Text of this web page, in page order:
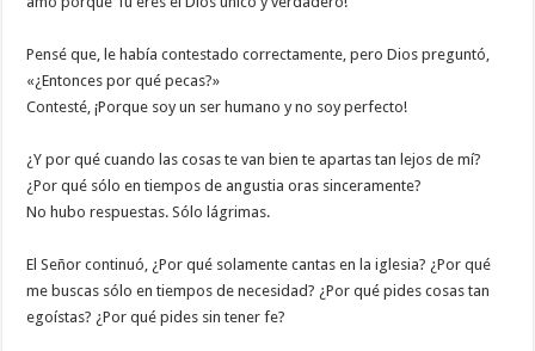
Pensé que, le había contestado correctamente, pero Dios preguntó,
«¿Entonces por qué pecas?»
Contesté, ¡Porque soy un ser humano y no soy perfecto!
¿Y por qué cuando las cosas te van bien te apartas tan lejos de mí?
¿Por qué sólo en tiempos de angustia oras sinceramente?
No hubo respuestas. Sólo lágrimas.
El Señor continuó, ¿Por qué solamente cantas en la iglesia? ¿Por qué
me buscas sólo en tiempos de necesidad? ¿Por qué pides cosas tan
egoístas? ¿Por qué pides sin tener fe?